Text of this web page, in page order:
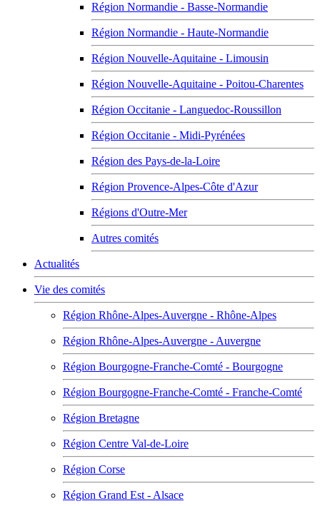
Région Normandie - Basse-Normandie
Région Normandie - Haute-Normandie
Région Nouvelle-Aquitaine - Limousin
Région Nouvelle-Aquitaine - Poitou-Charentes
Région Occitanie - Languedoc-Roussillon
Région Occitanie - Midi-Pyrénées
Région des Pays-de-la-Loire
Région Provence-Alpes-Côte d'Azur
Régions d'Outre-Mer
Autres comités
Actualités
Vie des comités
Région Rhône-Alpes-Auvergne - Rhône-Alpes
Région Rhône-Alpes-Auvergne - Auvergne
Région Bourgogne-Franche-Comté - Bourgogne
Région Bourgogne-Franche-Comté - Franche-Comté
Région Bretagne
Région Centre Val-de-Loire
Région Corse
Région Grand Est - Alsace